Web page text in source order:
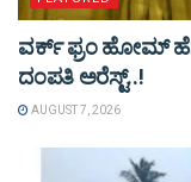
ವರ್ಕ್ ಫ್ರಂ ಹೋಮ್
ದಂಪತಿ ಅರೆಸ್ಟ್..!
AUGUST 7, 2026